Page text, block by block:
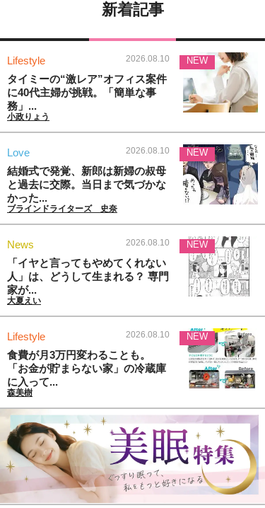
新着記事
Lifestyle 2026.08.10
タイミーの“激レア”オフィス案件
に40代主婦が挑戦。「簡単な事
務」...
小政りょう
NEW
Love 2026.08.10
結婚式で発覚、新郎は新婦の叔母
と過去に交際。当日まで気づかな
かった...
ブラインドライターズ 史奈
NEW
News 2026.08.10
「イヤと言ってもやめてくれない
人」は、どうして生まれる？ 専門
家が...
大夏えい
NEW
Lifestyle 2026.08.10
食費が月3万円変わることも。
「お金が貯まらない家」の冷蔵庫
に入って...
森美樹
NEW